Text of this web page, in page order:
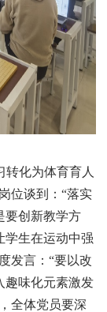
转化为体育育人
位谈到：“落实
要创新教学方
学生在运动中强
发言：“要以改
趣味化元素激发
全体党员要深